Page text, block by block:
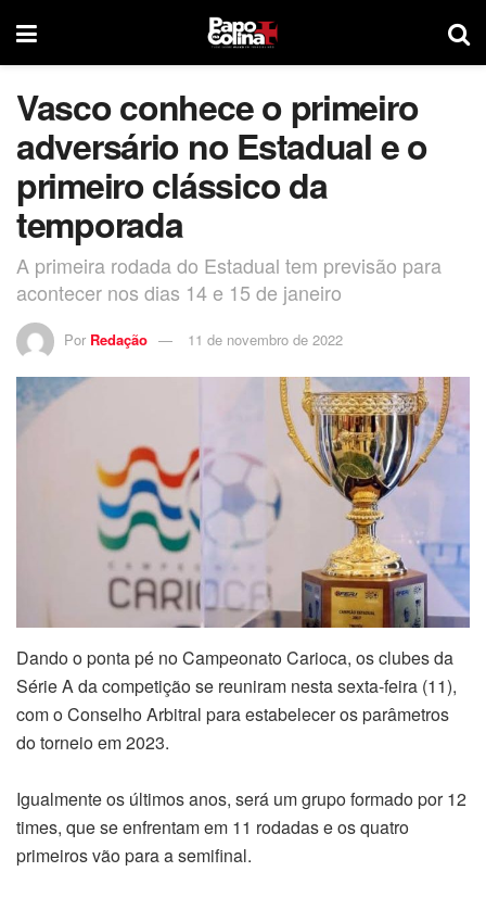
Vasco conhece o primeiro
adversário no Estadual e o
primeiro clássico da
temporada
A primeira rodada do Estadual tem previsão para
acontecer nos dias 14 e 15 de janeiro
Por Redação 11 de novembro de 2022
Dando o ponta pé no Campeonato Carioca, os clubes da
Série A da competição se reuniram nesta sexta-feira (11),
com o Conselho Arbitral para estabelecer os parâmetros
do torneio em 2023.
Igualmente os últimos anos, será um grupo formado por 12
times, que se enfrentam em 11 rodadas e os quatro
primeiros vão para a semifinal.